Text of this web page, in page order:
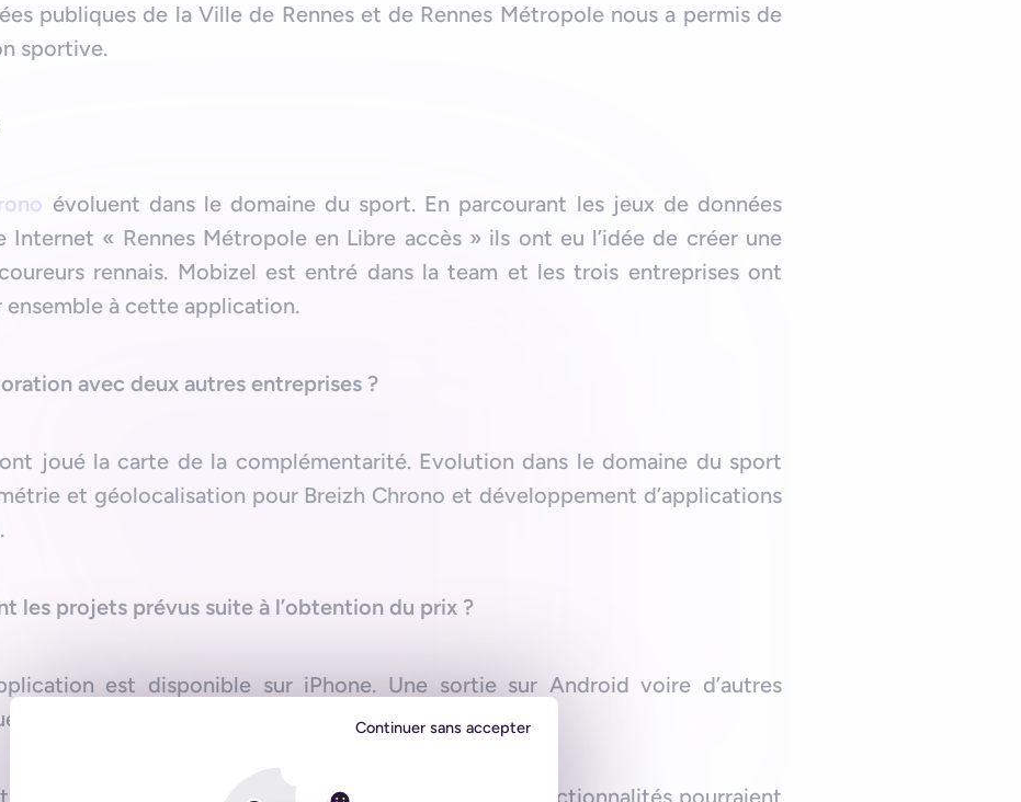
Continuer sans accepter
publiques de la Ville de Rennes et de Rennes Métropole nous a permis de
sportive.
évoluent dans le domaine du sport. En parcourant les jeux de données
Internet « Rennes Métropole en Libre accès » ils ont eu l’idée de créer une
rennais. Mobizel est entré dans la team et les trois entreprises ont
à cette application.
avec deux autres entreprises ?
joué la carte de la complémentarité. Evolution dans le domaine du sport
et géolocalisation pour Breizh Chrono et développement d’applications
les projets prévus suite à l’obtention du prix ?
est disponible sur iPhone. Une sortie sur Android voire d’autres
prochainement.
d’autres systèmes d’exploitation, de nouvelles fonctionnalités pourraient